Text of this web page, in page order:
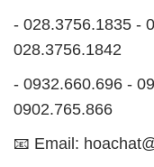
- 028.3756.1835 -
028.3756.1842
- 0932.660.696 -
0902.765.866
📧 Email: